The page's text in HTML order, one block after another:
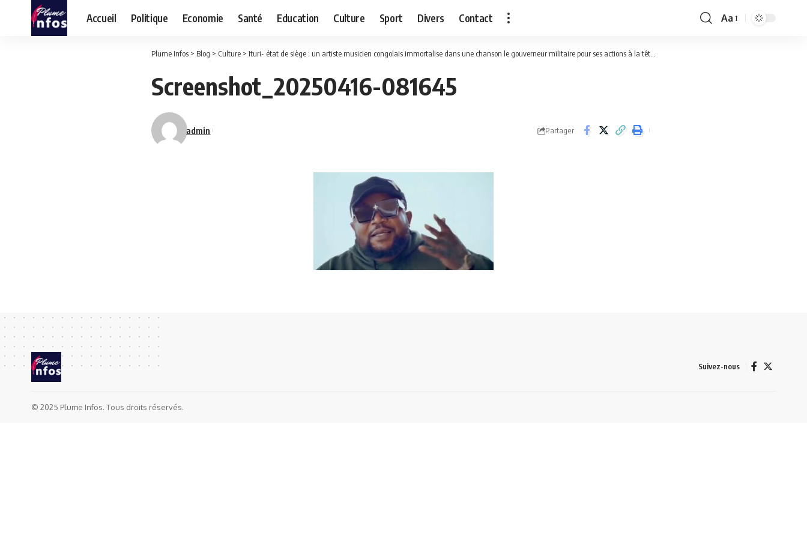
Accueil Politique Economie Santé Education Culture Sport Divers Contact
Font
Aa
Plume Infos > Blog > Culture > Ituri- état de siège : un artiste musicien congolais immortalise dans une chanson le gouverneur militaire pour ses actions à la tête de cette province.
Screenshot_20250416-081645
admin Partager
Suivez-nous
© 2025 Plume Infos. Tous droits réservés.